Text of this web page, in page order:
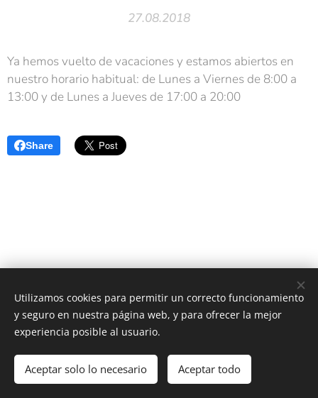
27.08.2018
Ya hemos vuelto de vacaciones y estamos abiertos en
nuestro horario habitual: de Lunes a Viernes de 8:00 a
13:00 y de Lunes a Jueves de 17:00 a 20:00
Share
Política dePrivacidad-Aviso Legal-Uso de Cookies
Creado conWebnode Cookies
Utilizamos cookies para permitir un correcto funcionamiento
y seguro en nuestra página web, y para ofrecer la mejor
experiencia posible al usuario.
Aceptar solo lo necesario Aceptar todo